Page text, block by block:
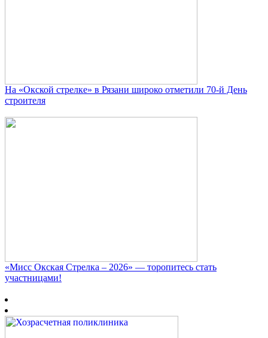
На «Окской стрелке» в Рязани широко отметили 70-й День
строителя
«Мисс Окская Стрелка – 2026» — торопитесь стать
участницами!